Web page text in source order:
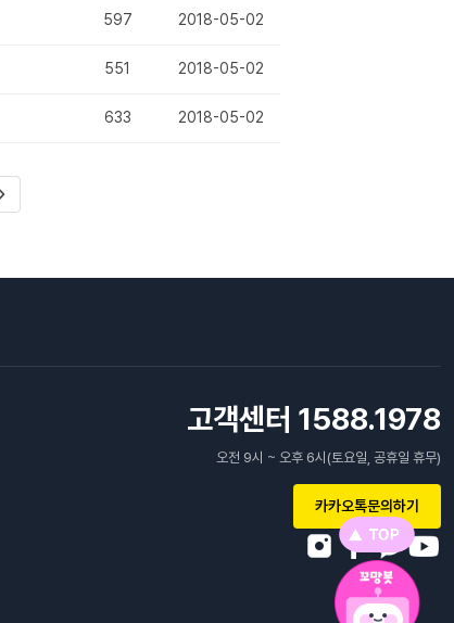
597 2018-05-02
551 2018-05-02
633 2018-05-02
고객센터 1588.1978
오전 9시 ~ 오후 6시(토요일, 공휴일 휴무)
카카오톡문의하기